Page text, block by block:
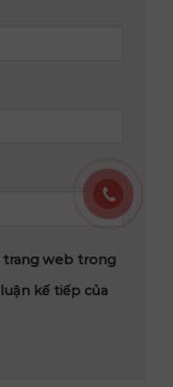
trang web trong
kế tiếp của